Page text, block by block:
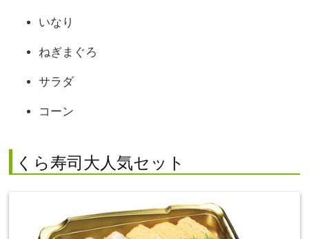
いなり
ねぎまぐろ
サラダ
コーン
くら寿司大人気セット